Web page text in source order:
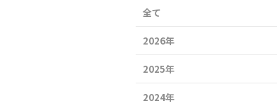
全て
2026年
2025年
2024年